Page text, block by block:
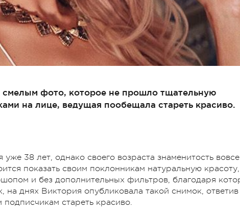
смелым фото, которое не прошло тщательную
на лице, ведущая пообещала стареть красиво.
38 лет, однако своего возраста знаменитость
показать своим поклонникам натуральную красоту,
и без дополнительных фильтров, благодаря
на днях Виктория опубликовала такой снимок, ответив
стареть красиво.